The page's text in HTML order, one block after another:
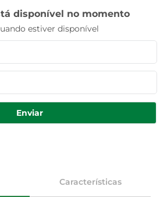
disponível no momento
estiver disponível
Enviar
Características